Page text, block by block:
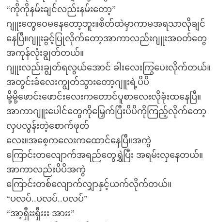
“ကိုကိုနမ်းချင်လည်းနမ်းတော့”
ဂျူးတွေဝေမနေတော့ဘူး။စိတ်ထဲမှာကာမအရသာလိုချင်
နေပြီ။ဂျူးခွင့်ပြုလိုက်တော့အာကာလည်းဂျူးအဝတ်တွေ
အကုန်လုံးချွတ်တယ်။
ဂျူးလည်းချွတ်ရလွယ်အောင် ခါးလေးကြွပေးလိုက်တယ်။
အတွင်းခံလေးကျွတ်သွားတော့ဂျူးရဲ့ပိပိ
မို့မို့ဖောင်းဖောင်းလေးကတောင်ပူစာလေးလိုခုံးထနေပြီ။
အာကာဂျူးပေါင်တွေကိုမြှေက်ပြီးပိပိကိုကြည့်လိုက်တော့
လှပလွန်းတဲ့စောက်ဖုတ်
လေး။အစေ့ကလေးကထောင်နေပြီ။အကွဲ
ကြောင်းတလျောက်အရည်တွေရွှဲပြီး အရမ်းလှနေတယ်။
အာကာလည်းပိပိအကွဲ
ကြောင်းတစ်လျောက်လျှာနှင့်ယက်လိုက်တယ်။
“ပလပ်..ပလပ်..ပလပ်”
“အာ့ရှီးးရှီးးး အားး”